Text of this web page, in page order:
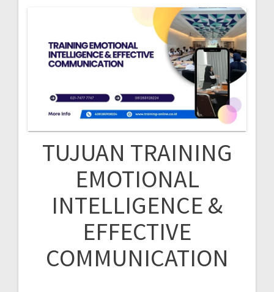
TUJUAN TRAINING
EMOTIONAL
INTELLIGENCE &
EFFECTIVE
COMMUNICATION